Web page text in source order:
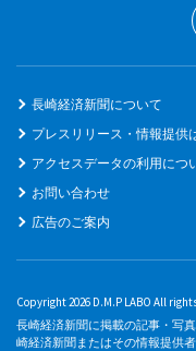
長崎経済新聞について
プレスリリース・情報提供
アクセスデータの利用につ
お問い合わせ
広告のご案内
Copyright 2026 D.M.P LABO All
長崎経済新聞に掲載の記事・写
崎経済新聞またはその情報提供者